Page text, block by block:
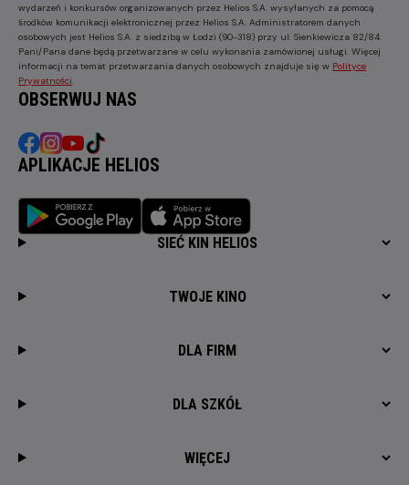
wydarzeń i konkursów organizowanych przez Helios S.A. wysyłanych za pomocą
środków komunikacji elektronicznej przez Helios S.A. Administratorem danych
osobowych jest Helios S.A. z siedzibą w Łodzi (90-318) przy ul. Sienkiewicza 82/84.
Pani/Pana dane będą przetwarzane w celu wykonania zamówionej usługi. Więcej
informacji na temat przetwarzania danych osobowych znajduje się w Polityce
Prywatności
OBSERWUJ NAS
APLIKACJE HELIOS
SIEĆ KIN HELIOS
TWOJE KINO
DLA FIRM
DLA SZKÓŁ
WIĘCEJ